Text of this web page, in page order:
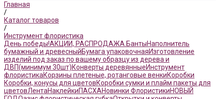
Главная
/
Каталог товаров
/
Инструмент флористика
День победы!АКЦИИ, РАСПРОДАЖА. БантыНаполнитель
бумажный и древесныйБумага упаковочнаяИзготовление
изделий под заказ по вашему образцу из дерева и
ДВП(минимум 30шт)Конверты деревянныеИнструмент
флористикаКорзины плетеные, ротанговые венкиКоробки
Коробки, конусы для цветовКоробки сумки и плайм пакеты для
цветовЛентаНаклейкиПАСХАНовинки ФлористикиНОВЫЙ